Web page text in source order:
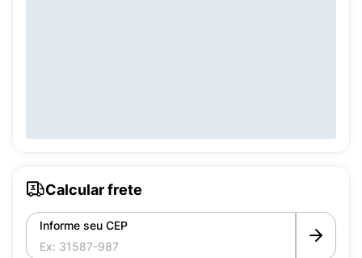
Calcular frete
Informe seu CEP